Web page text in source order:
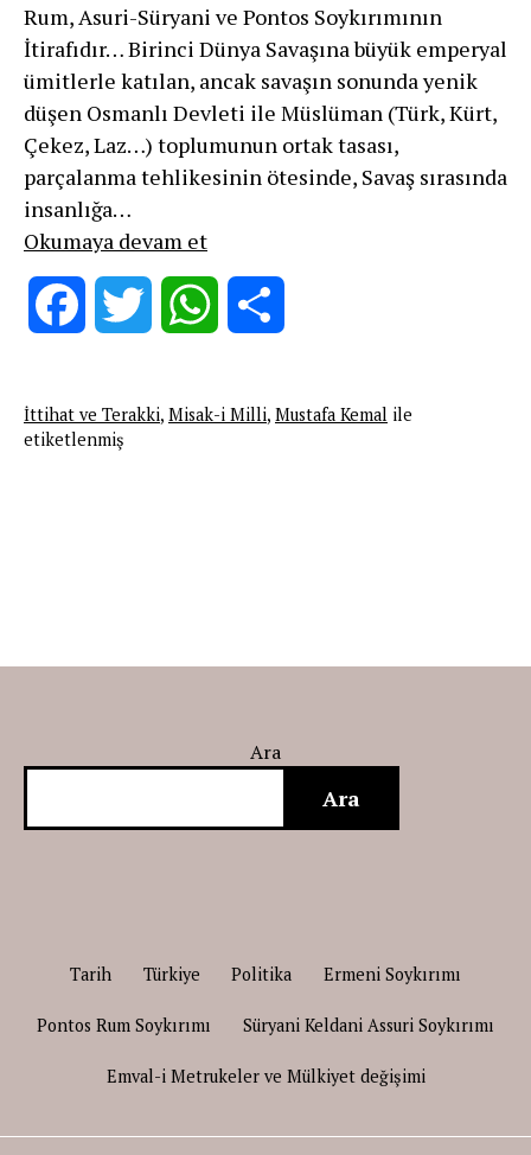
Rum, Asuri-Süryani ve Pontos Soykırımının
İtirafıdır… Birinci Dünya Savaşına büyük emperyal
ümitlerle katılan, ancak savaşın sonunda yenik
düşen Osmanlı Devleti ile Müslüman (Türk, Kürt,
Çekez, Laz…) toplumunun ortak tasası,
parçalanma tehlikesinin ötesinde, Savaş sırasında
insanlığa…
Okumaya devam etMisak-
i
Milli
Soykırımının
Facebook Twitter WhatsApp
İttihat ve Terakki, Misak-i Milli, Mustafa Kemal ile
etiketlenmiş
Ara
Ara
Tarih Türkiye Politika Ermeni Soykırımı
Pontos Rum Soykırımı Süryani Keldani Assuri Soykırımı
Emval-i Metrukeler ve Mülkiyet değişimi